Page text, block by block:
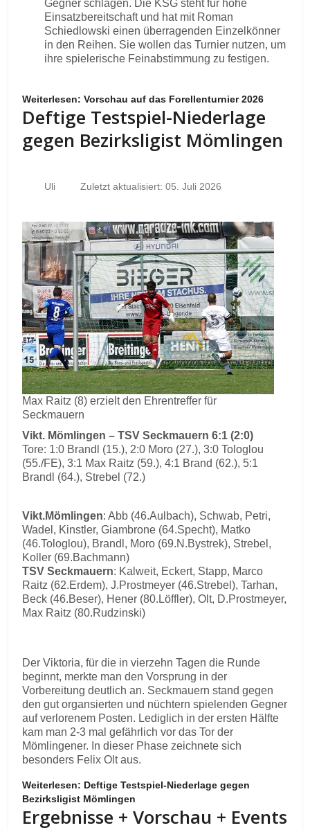
Gegner schlagen. Die KSG steht für hohe
Einsatzbereitschaft und hat mit Roman
Schiedlowski einen überragenden Einzelkönner
in den Reihen. Sie wollen das Turnier nutzen, um
ihre spielerische Feinabstimmung zu festigen.
Weiterlesen: Vorschau auf das Forellenturnier 2026
Deftige Testspiel-Niederlage
gegen Bezirksligist Mömlingen
Uli Zuletzt aktualisiert: 05. Juli 2026
Max Raitz (8) erzielt den Ehrentreffer für
Seckmauern
Vikt. Mömlingen – TSV Seckmauern 6:1 (2:0)
Tore: 1:0 Brandl (15.), 2:0 Moro (27.), 3:0 Tologlou
(55./FE), 3:1 Max Raitz (59.), 4:1 Brand (62.), 5:1
Brandl (64.), Strebel (72.)
Vikt.Mömlingen: Abb (46.Aulbach), Schwab, Petri,
Wadel, Kinstler, Giambrone (64.Specht), Matko
(46.Tologlou), Brandl, Moro (69.N.Bystrek), Strebel,
Koller (69.Bachmann)
TSV Seckmauern: Kalweit, Eckert, Stapp, Marco
Raitz (62.Erdem), J.Prostmeyer (46.Strebel), Tarhan,
Beck (46.Beser), Hener (80.Löffler), Olt, D.Prostmeyer,
Max Raitz (80.Rudzinski)
Der Viktoria, für die in vierzehn Tagen die Runde
beginnt, merkte man den Vorsprung in der
Vorbereitung deutlich an. Seckmauern stand gegen
den gut organsierten und nüchtern spielenden Gegner
auf verlorenem Posten. Lediglich in der ersten Hälfte
kam man 2-3 mal gefährlich vor das Tor der
Mömlingener. In dieser Phase zeichnete sich
besonders Felix Olt aus.
Weiterlesen: Deftige Testspiel-Niederlage gegen
Bezirksligist Mömlingen
Ergebnisse + Vorschau + Events